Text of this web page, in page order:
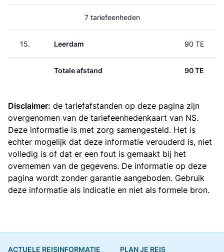
7 tariefeenheden
15. Leerdam 90 TE
Totale afstand 90 TE
Disclaimer: de tariefafstanden op deze pagina zijn
overgenomen van de tariefeenhedenkaart van NS.
Deze informatie is met zorg samengesteld. Het is
echter mogelijk dat deze informatie verouderd is, niet
volledig is of dat er een fout is gemaakt bij het
overnemen van de gegevens. De informatie op deze
pagina wordt zonder garantie aangeboden. Gebruik
deze informatie als indicatie en niet als formele bron.
ACTUELE REISINFORMATIE PLAN JE REIS